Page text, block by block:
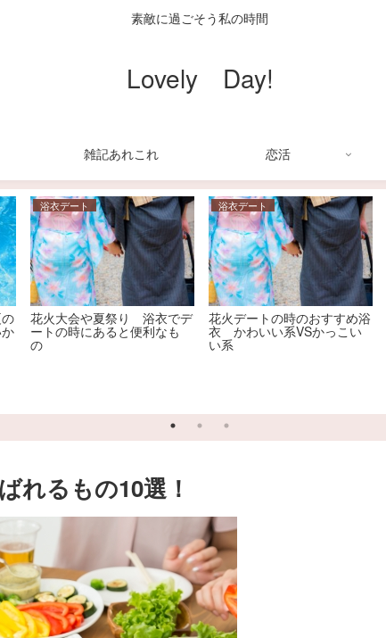
素敵に過ごそう私の時間
Lovely Day!
雑記あれこれ 恋活
浴衣デート
花火大会や夏祭り 浴衣でデ
ートの時にあると便利なも
の
浴衣デート
花火デートの時のおすすめ浴
衣 かわいい系VSかっこい
い系
れるもの10選！